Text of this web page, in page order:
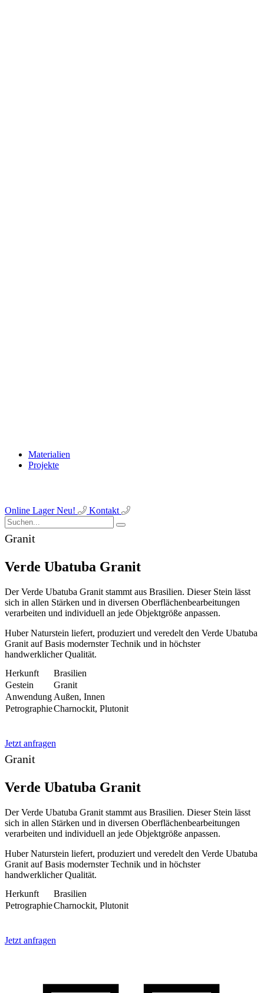
Materialien
Projekte
Online LagerNeu! Kontakt
Granit
Verde Ubatuba Granit
Der Verde Ubatuba Granit stammt aus Brasilien. Dieser Stein lässt
sich in allen Stärken und in diversen Oberflächenbearbeitungen
verarbeiten und individuell an jede Objektgröße anpassen.
Huber Naturstein liefert, produziert und veredelt den Verde Ubatuba
Granit auf Basis modernster Technik und in höchster
handwerklicher Qualität.
Herkunft
Brasilien
Gestein
Granit
Anwendung Außen, Innen
PetrographieCharnockit, Plutonit
Jetzt anfragen
Granit
Verde Ubatuba Granit
Der Verde Ubatuba Granit stammt aus Brasilien. Dieser Stein lässt
sich in allen Stärken und in diversen Oberflächenbearbeitungen
verarbeiten und individuell an jede Objektgröße anpassen.
Huber Naturstein liefert, produziert und veredelt den Verde Ubatuba
Granit auf Basis modernster Technik und in höchster
handwerklicher Qualität.
Herkunft
Brasilien
PetrographieCharnockit, Plutonit
Jetzt anfragen